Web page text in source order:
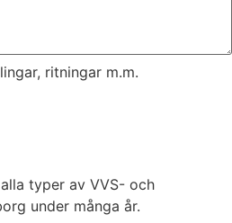
ritningar m.m.
typer av VVS- och
under många år.